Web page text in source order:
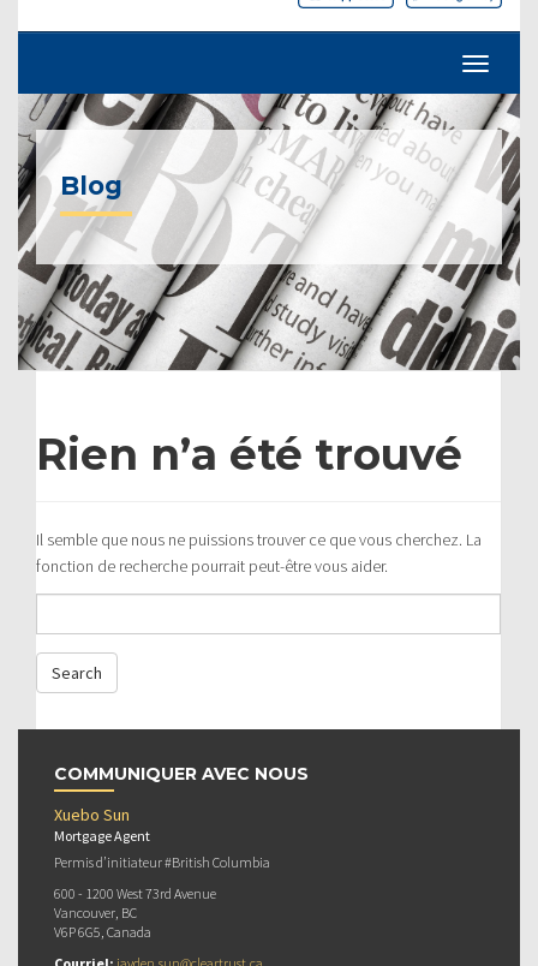
Blog
Rien n’a été trouvé
Il semble que nous ne puissions trouver ce que vous cherchez. La
fonction de recherche pourrait peut-être vous aider.
COMMUNIQUER AVEC NOUS
Xuebo Sun
Mortgage Agent
Permis d’initiateur #British Columbia
600 - 1200 West 73rd Avenue
Vancouver, BC
V6P 6G5, Canada